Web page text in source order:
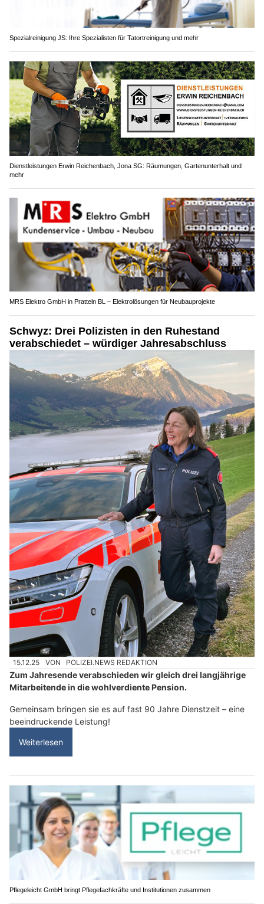
Spezialreinigung JS: Ihre Spezialisten für Tatortreinigung und mehr
Dienstleistungen Erwin Reichenbach, Jona SG: Räumungen, Gartenunterhalt und
mehr
MRS Elektro GmbH in Pratteln BL – Elektrolösungen für Neubauprojekte
Schwyz: Drei Polizisten in den Ruhestand
verabschiedet – würdiger Jahresabschluss
15.12.25 VON POLIZEI.NEWS REDAKTION
Zum Jahresende verabschieden wir gleich drei langjährige
Mitarbeitende in die wohlverdiente Pension.
Gemeinsam bringen sie es auf fast 90 Jahre Dienstzeit – eine
beeindruckende Leistung!
Weiterlesen
Pflegeleicht GmbH bringt Pflegefachkräfte und Institutionen zusammen